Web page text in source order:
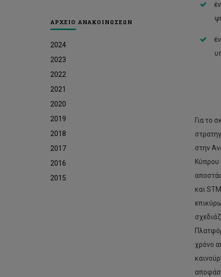
ΑΡΧΕΙΟ ΑΝΑΚΟΙΝΩΣΕΩΝ
2024
2023
2022
2021
2020
2019
2018
2017
2016
2015
Για το
στην
Κύπρου
και
χρόνο